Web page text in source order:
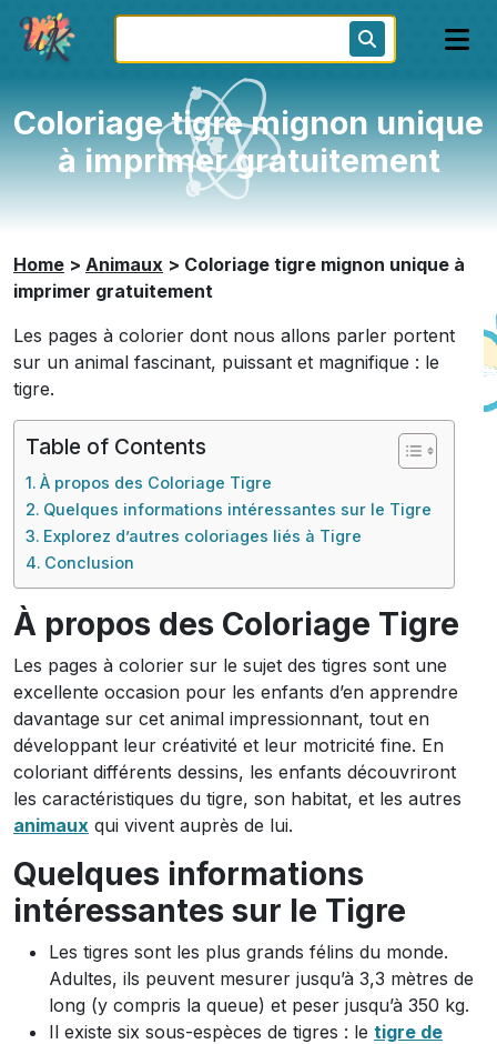
Coloriage tigre mignon unique
à imprimer gratuitement
Home > Animaux > Coloriage tigre mignon unique à
imprimer gratuitement
Les pages à colorier dont nous allons parler portent
sur un animal fascinant, puissant et magnifique : le
tigre.
Table of Contents
À propos des Coloriage Tigre
Quelques informations intéressantes sur le Tigre
Explorez d’autres coloriages liés à Tigre
Conclusion
À propos des Coloriage Tigre
Les pages à colorier sur le sujet des tigres sont une
excellente occasion pour les enfants d’en apprendre
davantage sur cet animal impressionnant, tout en
développant leur créativité et leur motricité fine. En
coloriant différents dessins, les enfants découvriront
les caractéristiques du tigre, son habitat, et les autres
animaux qui vivent auprès de lui.
Quelques informations
intéressantes sur le Tigre
Les tigres sont les plus grands félins du monde.
Adultes, ils peuvent mesurer jusqu’à 3,3 mètres de
long (y compris la queue) et peser jusqu’à 350 kg.
Il existe six sous-espèces de tigres : le tigre de